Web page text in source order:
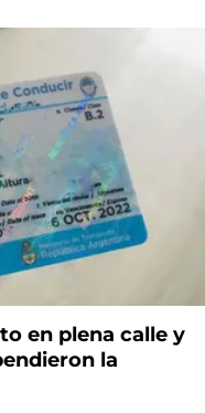
en plena calle y
la